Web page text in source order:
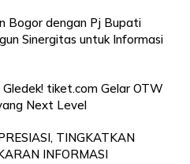
Bogor dengan Pj Bupati
Sinergitas untuk Informasi
tiket.com Gelar OTW
Next Level
TINGKATKAN
INFORMASI